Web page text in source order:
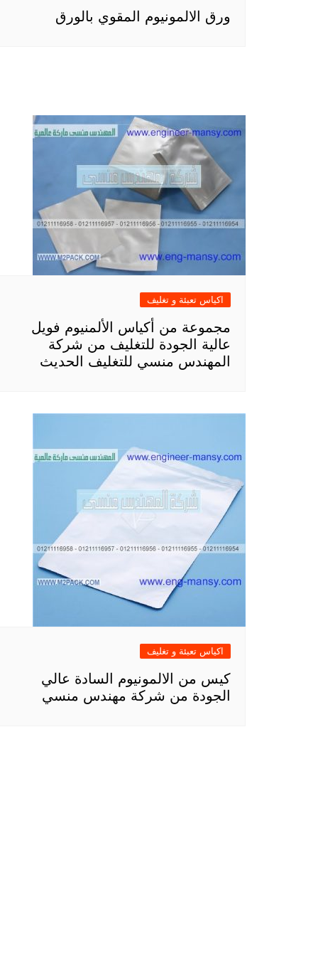
ورق الالمونيوم المقوي بالورق
اكياس تعبئة و تغليف
مجموعة من أكياس الألمنيوم فويل
عالية الجودة للتغليف من شركة
المهندس منسي للتغليف الحديث
اكياس تعبئة و تغليف
كيس من الالمونيوم السادة عالي
الجودة من شركة مهندس منسي